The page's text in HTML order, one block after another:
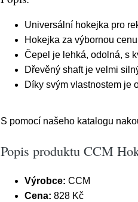
Universální hokejka pro
Hokejka za výbornou
Čepel je lehká, odolná, s
Dřevěný shaft je velmi
Díky svým vlastnostem je
S pomocí našeho katalogu
Popis produktu CCM
Výrobce: CCM
Cena: 828 Kč